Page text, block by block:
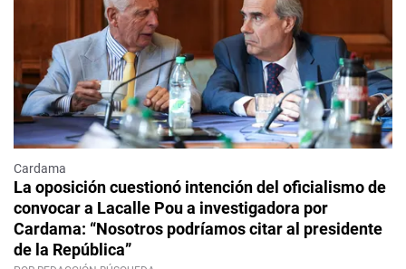
Cardama
La oposición cuestionó intención del oficialismo de
convocar a Lacalle Pou a investigadora por
Cardama: “Nosotros podríamos citar al presidente
de la República”